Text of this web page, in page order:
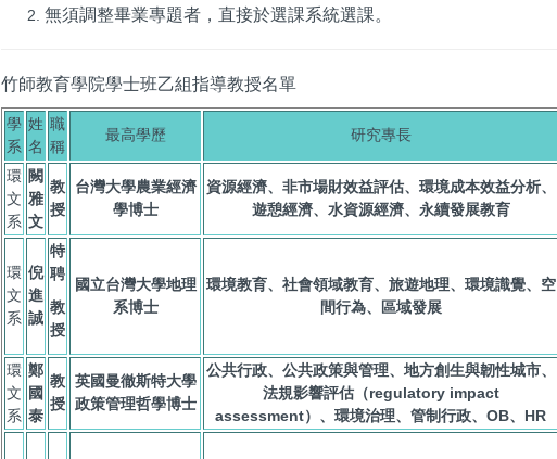
無須調整畢業專題者，直接於選課系統選課。
竹師教育學院學士班乙組指導教授名單
學
系
姓
名
職
稱
最高學歷 研究專長
環
文
系
闕
雅
文
教
授
台灣大學農業經濟
學博士
資源經濟、非市場財效益評估、環境成本效益分析、
遊憩經濟、水資源經濟、永續發展教育
環
文
系
倪
進
誠
特
聘
教
授
國立台灣大學地理
系博士
環境教育、社會領域教育、旅遊地理、環境識覺、空
間行為、區域發展
環
文
系
鄭
國
泰
教
授
英國曼徹斯特大學
政策管理哲學博士
公共行政、公共政策與管理、地方創生與韌性城市、
法規影響評估（regulatory impact
assessment）、環境治理、管制行政、OB、HR